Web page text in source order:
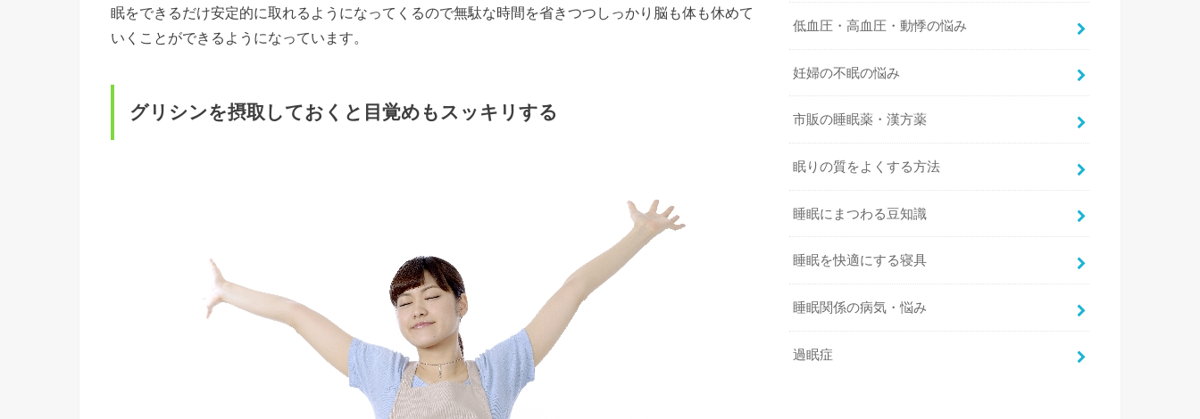
眠をできるだけ安定的に取れるようになってくるので無駄な時間を省きつつしっかり脳も体も休めて
いくことができるようになっています。
グリシンを摂取しておくと目覚めもスッキリする
低血圧・高血圧・動悸の悩み
妊婦の不眠の悩み
市販の睡眠薬・漢方薬
眠りの質をよくする方法
睡眠にまつわる豆知識
睡眠を快適にする寝具
睡眠関係の病気・悩み
過眠症